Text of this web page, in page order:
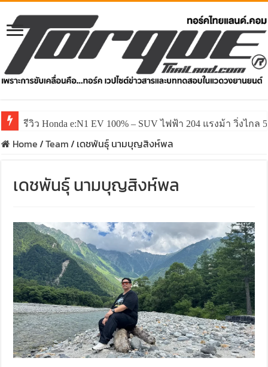
รีวิว Honda e:N1 EV 100% – SUV ไฟฟ้า 204 แรงม้า วิ่งไกล
Home/Team/ เดชพันธุ์ นามบุญสิงห์พล
เดชพันธุ์ นามบุญสิงห์พล